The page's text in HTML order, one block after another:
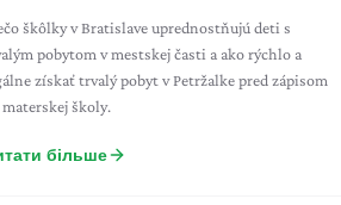
škôlky v Bratislave uprednostňujú deti s
pobytom v mestskej časti a ako rýchlo a
získať trvalý pobyt v Petržalke pred zápisom
školy.
більше